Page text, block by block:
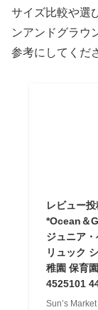
サイズ比較や選
ンアンドグラウ
参考にしてくだ
レビュー
*Ocean＆
ジュニア
リュック
稚園 保育
4525101
Sun’s Market